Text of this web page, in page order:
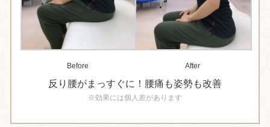
Before After
反り腰がまっすぐに！腰痛も姿勢も改善
※効果には個人差があります